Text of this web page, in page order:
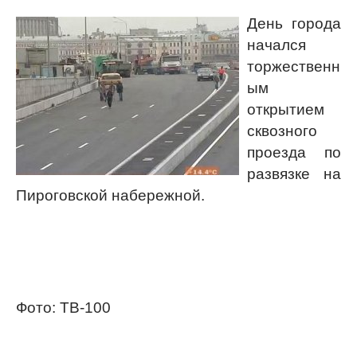
День города
начался
торжественн
ым
открытием
сквозного
проезда по
развязке на
Пироговской набережной.
Фото: ТВ-100